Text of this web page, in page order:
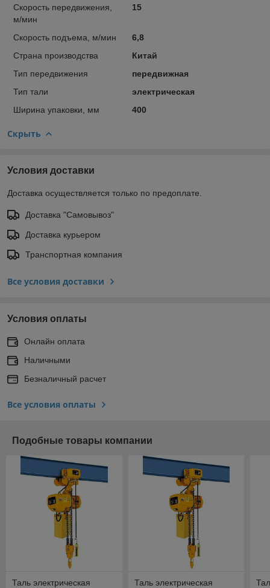
Скорость передвижения,
м/мин
15
Скорость подъема, м/мин
6,8
Страна производства
Китай
Тип передвижения
передвижная
Тип тали
электрическая
Ширина упаковки, мм
400
Скрыть
Условия доставки
Доставка осуществляется только по предоплате.
Доставка "Самовывоз"
Доставка курьером
Транспортная компания
Все условия доставки
Условия оплаты
Онлайн оплата
Наличными
Безналичный расчет
Все условия оплаты
Подобные товары компании
Таль электрическая
Таль электрическая